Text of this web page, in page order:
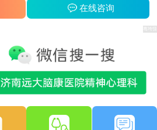
在线咨询